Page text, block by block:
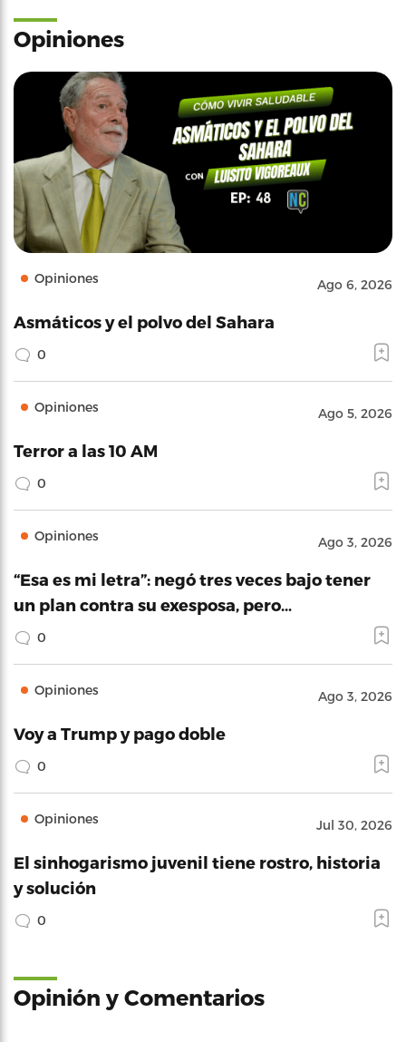
Opiniones
Opiniones Ago 6, 2026
Asmáticos y el polvo del Sahara
0
Opiniones Ago 5, 2026
Terror a las 10 AM
0
Opiniones Ago 3, 2026
“Esa es mi letra”: negó tres veces bajo tener
un plan contra su exesposa, pero…
0
Opiniones Ago 3, 2026
Voy a Trump y pago doble
0
Opiniones Jul 30, 2026
El sinhogarismo juvenil tiene rostro, historia
y solución
0
Opinión y Comentarios